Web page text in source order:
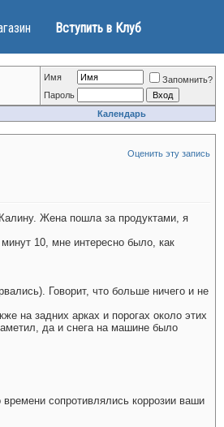
Вступить в Клуб
Имя
Запомнить?
Пароль
Календарь
Оценить эту запись
Жена пошла за продуктами, я
10, мне интересно было, как
Говорит, что больше ничего и не
на задних арках и порогах около этих
да и снега на машине было
сопротивлялись коррозии ваши